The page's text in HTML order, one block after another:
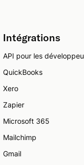
Intégrations
API pour les
QuickBooks
Xero
Zapier
Microsoft 365
Mailchimp
Gmail